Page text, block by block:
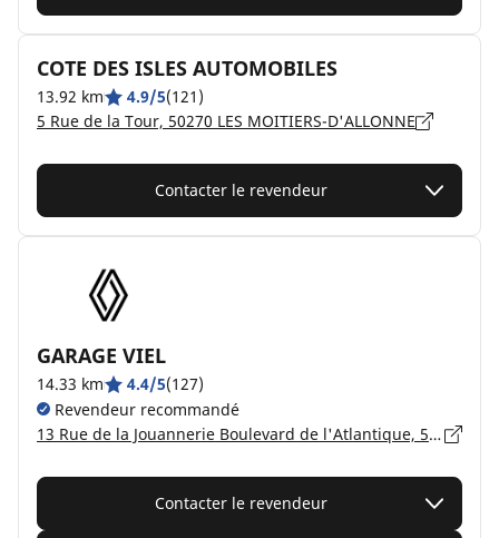
COTE DES ISLES AUTOMOBILES
13.92 km 4.9/5(121)
5 Rue de la Tour, 50270 LES MOITIERS-D'ALLONNE
Contacter le revendeur
GARAGE VIEL
14.33 km 4.4/5(127)
Revendeur recommandé
13 Rue de la Jouannerie Boulevard de l'Atlantique, 50130 CHERBOURG OCTEVILLE
Contacter le revendeur